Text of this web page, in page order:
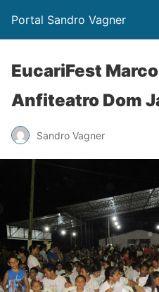
Portal Sandro Vagner
EucariFest
Anfiteatro Dom
Sandro Vagner